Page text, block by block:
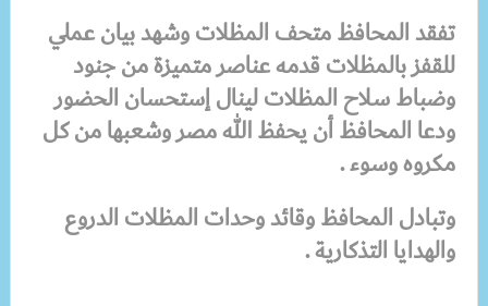
تفقد المحافظ متحفالمظلات وشهد بيان عملي
للقفز بالمظلات قدمه عناصر متميزة من جنود
وضباط سلاح المظلات لينال إستحسان الحضور
ودعا المحافظ أن يحفظ الله مصر وشعبها من كل
مكروه وسوء .
وتبادل المحافظ وقائد وحدات المظلات الدروع
والهدايا التذكارية .